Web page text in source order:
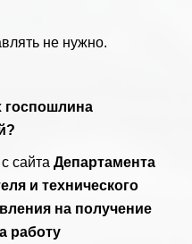
не нужно.
госпошлина
сайта Департамента
и технического
на получение
работу